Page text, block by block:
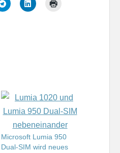
Microsoft Lumia 950
Dual-SIM wird neues